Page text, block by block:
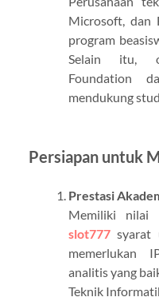
Microsoft, dan
program
Selain itu,
Foundation
mendukung
Persiapan untuk
Prestasi
Memiliki nilai
slot777syarat
memerlukan
analitis yang
Teknik